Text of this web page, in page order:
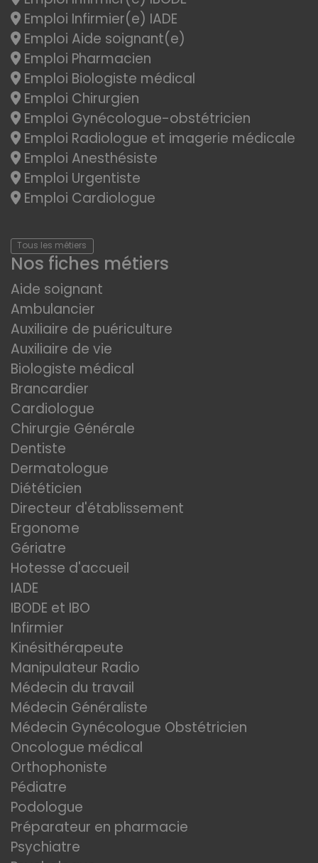
Emploi Infirmier(e) IADE
Emploi Aide soignant(e)
Emploi Pharmacien
Emploi Biologiste médical
Emploi Chirurgien
Emploi Gynécologue-obstétricien
Emploi Radiologue et imagerie médicale
Emploi Anesthésiste
Emploi Urgentiste
Emploi Cardiologue
Tous les métiers
Nos fiches métiers
Aide soignant
Ambulancier
Auxiliaire de puériculture
Auxiliaire de vie
Biologiste médical
Brancardier
Cardiologue
Chirurgie Générale
Dentiste
Dermatologue
Diététicien
Directeur d'établissement
Ergonome
Gériatre
Hotesse d'accueil
IADE
IBODE et IBO
Infirmier
Kinésithérapeute
Manipulateur Radio
Médecin du travail
Médecin Généraliste
Médecin Gynécologue Obstétricien
Oncologue médical
Orthophoniste
Pédiatre
Podologue
Préparateur en pharmacie
Psychiatre